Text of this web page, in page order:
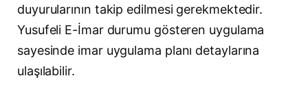
duyurularının takip edilmesi gerekmektedir.
Yusufeli E-İmar durumu gösteren uygulama
sayesinde imar uygulama planı detaylarına
ulaşılabilir.